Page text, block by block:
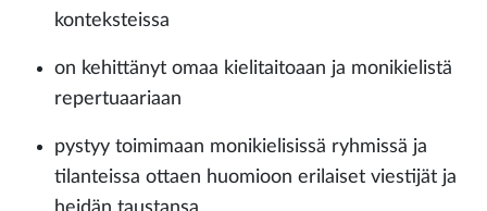
konteksteissa
on kehittänyt omaa kielitaitoaan ja monikielistä
repertuaariaan
pystyy toimimaan monikielisissä ryhmissä ja
tilanteissa ottaen huomioon erilaiset viestijät ja
heidän taustansa